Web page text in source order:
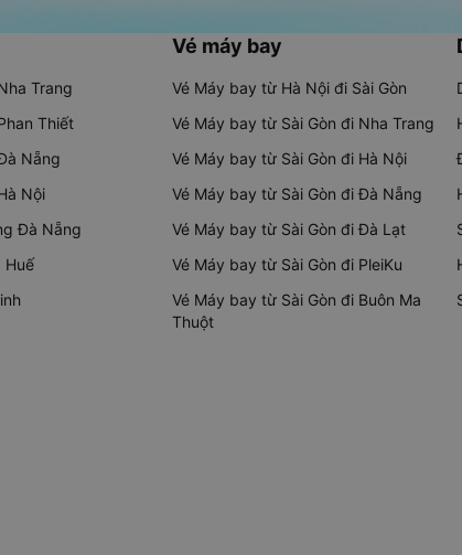
Trang
Thiết
Nẵng
Nội
Đà Nẵng
Huế
Vé máy bay
Vé Máy bay từ Hà Nội đi Sài Gòn
Vé Máy bay từ Sài Gòn đi Nha Trang
Vé Máy bay từ Sài Gòn đi Hà Nội
Vé Máy bay từ Sài Gòn đi Đà Nẵng
Vé Máy bay từ Sài Gòn đi Đà Lạt
Vé Máy bay từ Sài Gòn đi PleiKu
Vé Máy bay từ Sài Gòn đi Buôn Ma
Thuột